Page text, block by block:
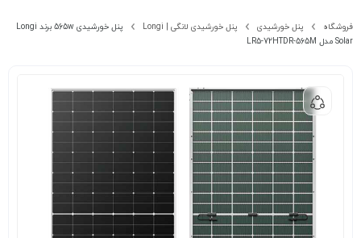
فروشگاه پنل خورشیدی پنل خورشیدی لانگی | Longi
پنل خورشیدی 565w برند Longi
Solar مدل LR5-72HTDR-565M